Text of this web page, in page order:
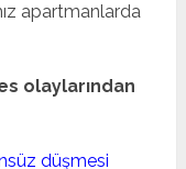
apartmanlarda
olaylarından
düşmesi